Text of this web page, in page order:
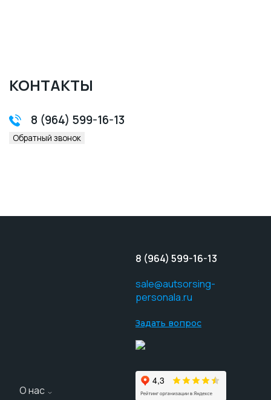
КОНТАКТЫ
8 (964) 599-16-13
Обратный звонок
О нас
8 (964) 599-16-13
sale@autsorsing-
personala.ru
Задать вопрос